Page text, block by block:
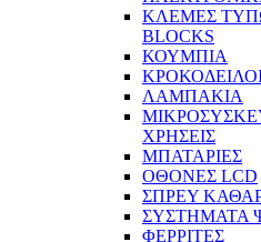
ΚΛΕΜΕΣ
BLOCKS
ΚΟΥΜΠΙΑ
ΛΑΜΠΑΚΙΑ
ΧΡΗΣΕΙΣ
ΜΠΑΤΑΡΙΕΣ
ΟΘΟΝΕΣ LCD
ΣΠΡΕΥ
ΣΥΣΤΗΜΑΤΑ
ΦΕΡΡΙΤΕΣ